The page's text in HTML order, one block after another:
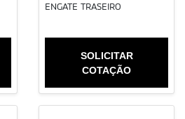
ENGATE TRASEIRO
SOLICITAR
COTAÇÃO